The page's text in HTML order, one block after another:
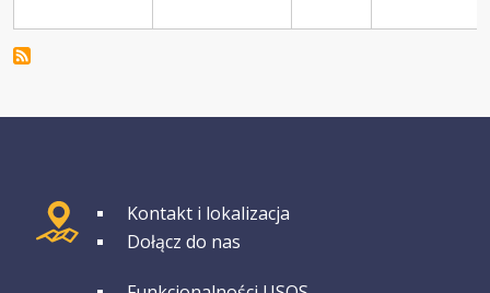
GRUPA 1Kontakt i lokalizacja
Dołącz do nas
GRUPA 2